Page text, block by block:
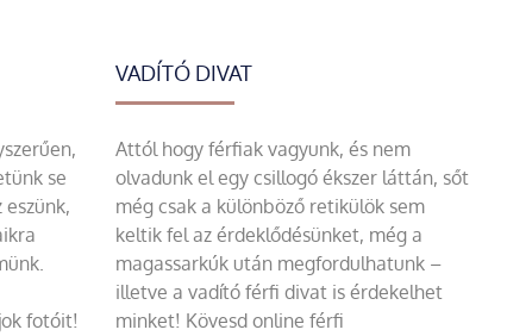
se
fotóit!
VADÍTÓ DIVAT
Attól hogy férfiak vagyunk, és nem
olvadunk el egy csillogó ékszer láttán, sőt
még csak a különböző retikülök sem
keltik fel az érdeklődésünket, még a
magassarkúk után megfordulhatunk –
illetve a vadító férfi divat is érdekelhet
minket! Kövesd online férfi